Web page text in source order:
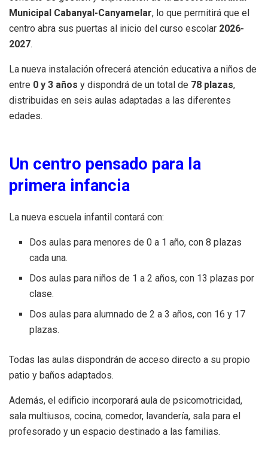
Municipal Cabanyal-Canyamelar, lo que permitirá que el
centro abra sus puertas al inicio del curso escolar 2026-
2027.
La nueva instalación ofrecerá atención educativa a niños de
entre 0 y 3 años y dispondrá de un total de 78 plazas,
distribuidas en seis aulas adaptadas a las diferentes
edades.
Un centro pensado para la
primera infancia
La nueva escuela infantil contará con:
Dos aulas para menores de 0 a 1 año, con 8 plazas
cada una.
Dos aulas para niños de 1 a 2 años, con 13 plazas por
clase.
Dos aulas para alumnado de 2 a 3 años, con 16 y 17
plazas.
Todas las aulas dispondrán de acceso directo a su propio
patio y baños adaptados.
Además, el edificio incorporará aula de psicomotricidad,
sala multiusos, cocina, comedor, lavandería, sala para el
profesorado y un espacio destinado a las familias.